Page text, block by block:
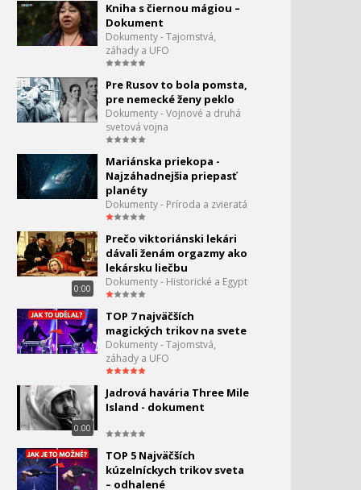
0:30
123.
Extrémne vlaky - Parný
vlak
0:53
124.
Extrémne vlaky - France
LRS Long Rail Soudé 5
1:30
Vyzdvihnutie Kursku
0:03
126.
Zaujímavé domáce
vynálezy
1:07
127. Stavebné katastrofy - 2
1:21
Sekundy pred
129. Do hĺbky webu - DEEP WEB
130.
Sekundy pred
vlaku Sunset limited
131. 100 rokov evolúcie dopravy
Kniha s čiernou mágiou –
Dokument
Dokumenty - Tajomstvá,
záhady a UFO
Pre Rusov to bola pomsta,
pre nemecké ženy peklo
Dokumenty - Vojnové a druhá
svetová vojna
Mariánska priekopa -
Najzáhadnejšia priepasť
planéty
Dokumenty - Príroda a zvieratá
0:00
Prečo viktoriánski lekári
dávali ženám orgazmy ako
lekársku liečbu
Dokumenty - Historické a Egypt
TOP 7 najväčších
magických trikov na svete
Dokumenty - Tajomstvá,
záhady a UFO
0:00
Jadrová havária Three Mile
Island - dokument
TOP 5 Najväčších
kúzelníckych trikov sveta
– odhalené